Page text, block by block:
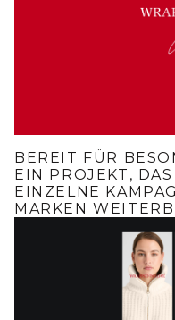
BEREIT FÜR
EIN PROJEKT,
EINZELNE
MARKEN